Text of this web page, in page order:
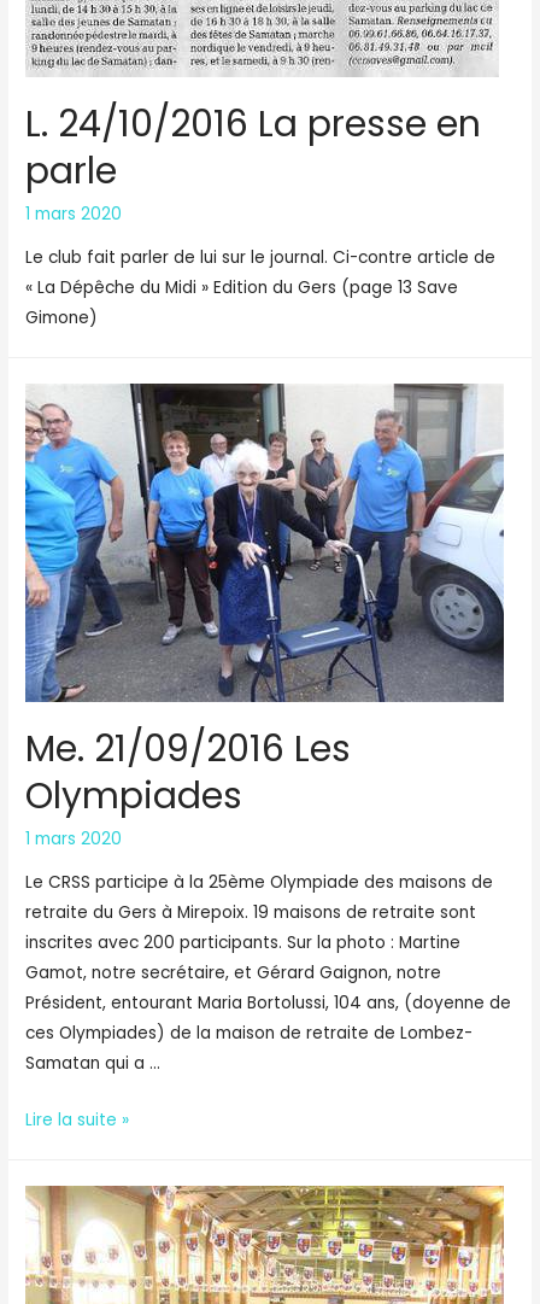
L. 24/10/2016 La presse en
parle
1 mars 2020
Le club fait parler de lui sur le journal. Ci-contre article de
« La Dépêche du Midi » Edition du Gers (page 13 Save
Gimone)
Me. 21/09/2016 Les
Olympiades
1 mars 2020
Le CRSS participe à la 25ème Olympiade des maisons de
retraite du Gers à Mirepoix. 19 maisons de retraite sont
inscrites avec 200 participants. Sur la photo : Martine
Gamot, notre secrétaire, et Gérard Gaignon, notre
Président, entourant Maria Bortolussi, 104 ans, (doyenne de
ces Olympiades) de la maison de retraite de Lombez-
Samatan qui a …
Me.
Olympiades
Lire la suite »